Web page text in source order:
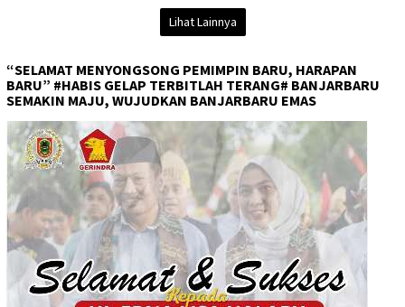
Lihat Lainnya
“SELAMAT MENYONGSONG PEMIMPIN BARU, HARAPAN
BARU” #HABIS GELAP TERBITLAH TERANG# BANJARBARU
SEMAKIN MAJU, WUJUDKAN BANJARBARU EMAS